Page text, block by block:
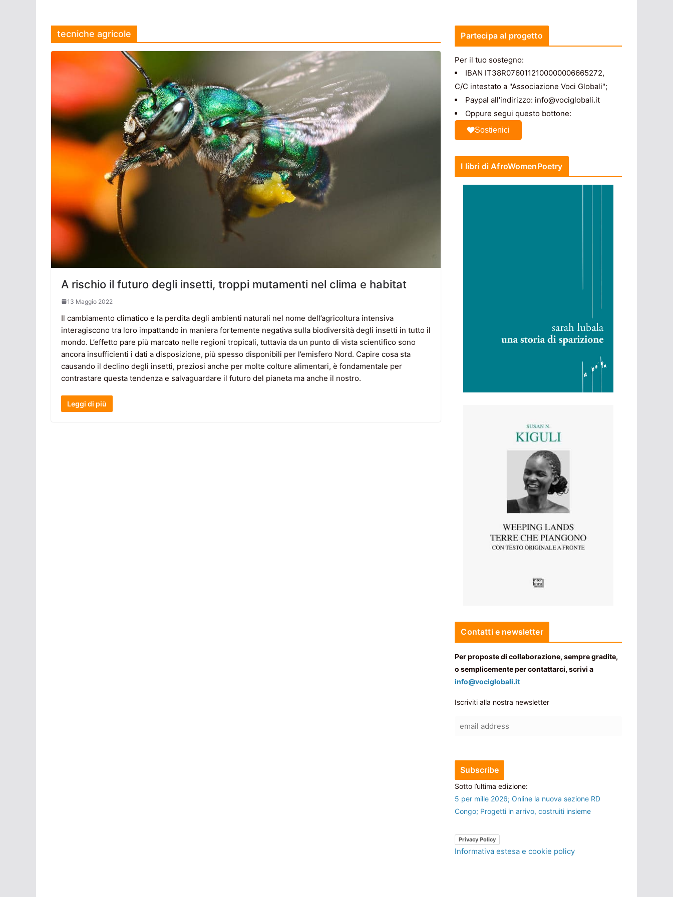
tecniche agricole
A rischio il futuro degli insetti, troppi mutamenti nel clima e habitat
13 Maggio 2022
Il cambiamento climatico e la perdita degli ambienti naturali nel nome dell’agricoltura intensiva
interagiscono tra loro impattando in maniera fortemente negativa sulla biodiversità degli insetti in tutto il
mondo. L’effetto pare più marcato nelle regioni tropicali, tuttavia da un punto di vista scientifico sono
ancora insufficienti i dati a disposizione, più spesso disponibili per l’emisfero Nord. Capire cosa sta
causando il declino degli insetti, preziosi anche per molte colture alimentari, è fondamentale per
contrastare questa tendenza e salvaguardare il futuro del pianeta ma anche il nostro.
Leggi di più
Partecipa al progetto
Per il tuo sostegno:
IBAN IT38R0760112100000006665272,
C/C intestato a "Associazione Voci Globali";
Paypal all'indirizzo: info@vociglobali.it
Oppure segui questo bottone:
Sostienici
I libri di AfroWomenPoetry
Contatti e newsletter
Per proposte di collaborazione, sempre gradite,
o semplicemente per contattarci, scrivi a
info@vociglobali.it
Iscriviti alla nostra newsletter
Sotto l’ultima edizione:
5 per mille 2026; Online la nuova sezione RD
Congo; Progetti in arrivo, costruiti insieme
Privacy Policy
Informativa estesa e cookie policy